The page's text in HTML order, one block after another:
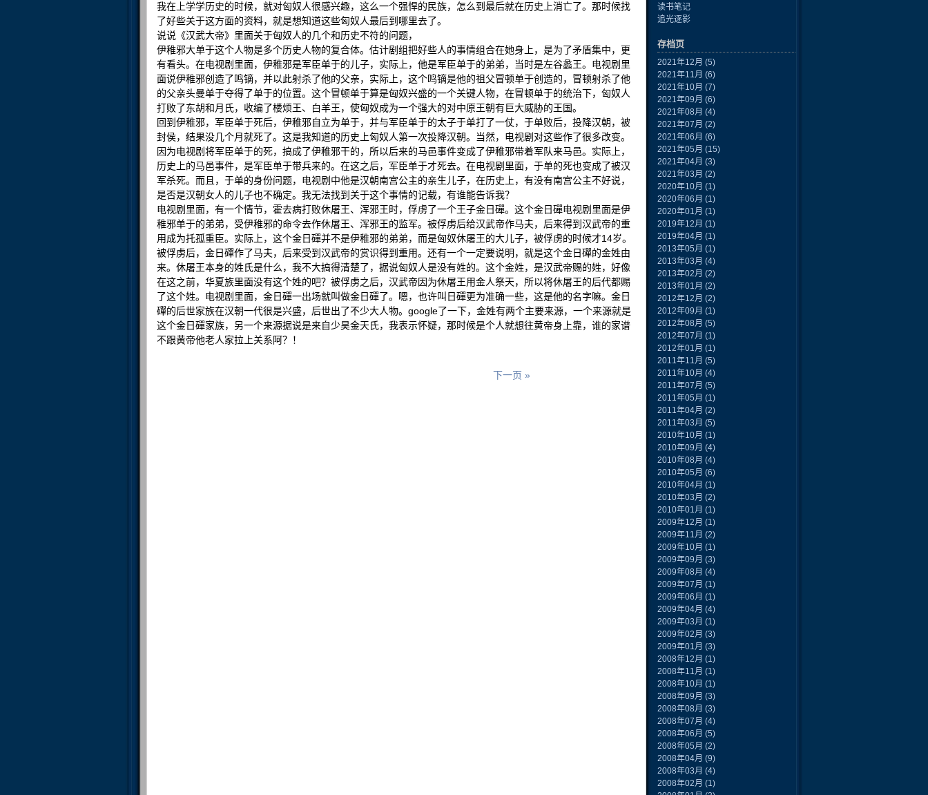
我在上学学历史的时候，就对匈奴人很感兴趣，这么一个强悍的民族，怎么到最后就在历史上消亡了。那时候找
了好些关于这方面的资料，就是想知道这些匈奴人最后到哪里去了。
说说《汉武大帝》里面关于匈奴人的几个和历史不符的问题，
伊稚邪大单于这个人物是多个历史人物的复合体。估计剧组把好些人的事情组合在她身上，是为了矛盾集中，更
有看头。在电视剧里面，伊稚邪是军臣单于的儿子，实际上，他是军臣单于的弟弟，当时是左谷蠡王。电视剧里
面说伊稚邪创造了鸣镝，并以此射杀了他的父亲，实际上，这个鸣镝是他的祖父冒顿单于创造的，冒顿射杀了他
的父亲头曼单于夺得了单于的位置。这个冒顿单于算是匈奴兴盛的一个关键人物，在冒顿单于的统治下，匈奴人
打败了东胡和月氏，收编了楼烦王、白羊王，使匈奴成为一个强大的对中原王朝有巨大威胁的王国。
回到伊稚邪，军臣单于死后，伊稚邪自立为单于，并与军臣单于的太子于单打了一仗，于单败后，投降汉朝，被
封侯，结果没几个月就死了。这是我知道的历史上匈奴人第一次投降汉朝。当然，电视剧对这些作了很多改变。
因为电视剧将军臣单于的死，搞成了伊稚邪干的，所以后来的马邑事件变成了伊稚邪带着军队来马邑。实际上，
历史上的马邑事件，是军臣单于带兵来的。在这之后，军臣单于才死去。在电视剧里面，于单的死也变成了被汉
军杀死。而且，于单的身份问题，电视剧中他是汉朝南宫公主的亲生儿子，在历史上，有没有南宫公主不好说，
是否是汉朝女人的儿子也不确定。我无法找到关于这个事情的记载，有谁能告诉我？
电视剧里面，有一个情节，霍去病打败休屠王、浑邪王时，俘虏了一个王子金日磾。这个金日磾电视剧里面是伊
稚邪单于的弟弟，受伊稚邪的命令去作休屠王、浑邪王的监军。被俘虏后给汉武帝作马夫，后来得到汉武帝的重
用成为托孤重臣。实际上，这个金日磾并不是伊稚邪的弟弟，而是匈奴休屠王的大儿子，被俘虏的时候才14岁。
被俘虏后，金日磾作了马夫，后来受到汉武帝的赏识得到重用。还有一个一定要说明，就是这个金日磾的金姓由
来。休屠王本身的姓氏是什么，我不大搞得清楚了，据说匈奴人是没有姓的。这个金姓，是汉武帝赐的姓，好像
在这之前，华夏族里面没有这个姓的吧？被俘虏之后，汉武帝因为休屠王用金人祭天，所以将休屠王的后代都赐
了这个姓。电视剧里面，金日磾一出场就叫做金日磾了。嗯，也许叫日磾更为准确一些，这是他的名字嘛。金日
磾的后世家族在汉朝一代很是兴盛，后世出了不少大人物。google了一下，金姓有两个主要来源，一个来源就是
这个金日磾家族，另一个来源据说是来自少昊金天氏，我表示怀疑，那时候是个人就想往黄帝身上靠，谁的家谱
不跟黄帝他老人家拉上关系阿？！
下一页 »
读书笔记
追光逐影
存档页
2021年12月 (5)
2021年11月 (6)
2021年10月 (7)
2021年09月 (6)
2021年08月 (4)
2021年07月 (2)
2021年06月 (6)
2021年05月 (15)
2021年04月 (3)
2021年03月 (2)
2020年10月 (1)
2020年06月 (1)
2020年01月 (1)
2019年12月 (1)
2019年04月 (1)
2013年05月 (1)
2013年03月 (4)
2013年02月 (2)
2013年01月 (2)
2012年12月 (2)
2012年09月 (1)
2012年08月 (5)
2012年07月 (1)
2012年01月 (1)
2011年11月 (5)
2011年10月 (4)
2011年07月 (5)
2011年05月 (1)
2011年04月 (2)
2011年03月 (5)
2010年10月 (1)
2010年09月 (4)
2010年08月 (4)
2010年05月 (6)
2010年04月 (1)
2010年03月 (2)
2010年01月 (1)
2009年12月 (1)
2009年11月 (2)
2009年10月 (1)
2009年09月 (3)
2009年08月 (4)
2009年07月 (1)
2009年06月 (1)
2009年04月 (4)
2009年03月 (1)
2009年02月 (3)
2009年01月 (3)
2008年12月 (1)
2008年11月 (1)
2008年10月 (1)
2008年09月 (3)
2008年08月 (3)
2008年07月 (4)
2008年06月 (5)
2008年05月 (2)
2008年04月 (9)
2008年03月 (4)
2008年02月 (1)